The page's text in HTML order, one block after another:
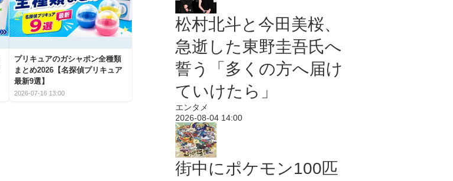
プリキュアのガシャポン全種類
まとめ2026【名探偵プリキュア
最新9選】
2026-07-16 13:00
松村北斗と今田美桜、
急逝した東野圭吾氏へ
誓う「多くの方へ届け
ていけたら」
エンタメ
2026-08-04 14:00
街中にポケモン100匹